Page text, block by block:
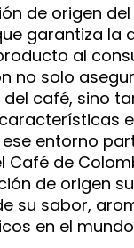
de origen
garantiza la
al
no solo
café, sino
entorno
Café de
de origen
su sabor,
en el